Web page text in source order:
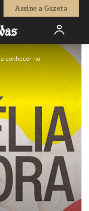
Assine a Gazeta
conhecer no